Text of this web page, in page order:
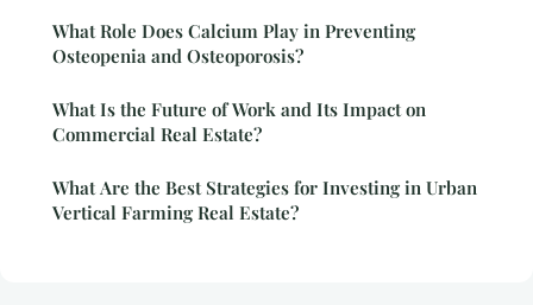
What Role Does Calcium Play in Preventing
Osteopenia and Osteoporosis?
What Is the Future of Work and Its Impact on
Commercial Real Estate?
What Are the Best Strategies for Investing in Urban
Vertical Farming Real Estate?